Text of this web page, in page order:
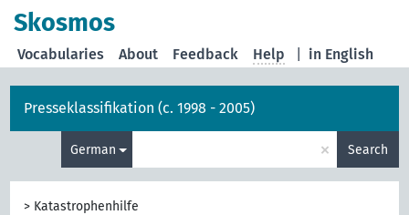
Skosmos
in English
Vocabularies About Feedback Help
Presseklassifikation (c. 1998 - 2005)
German × Search
> Katastrophenhilfe